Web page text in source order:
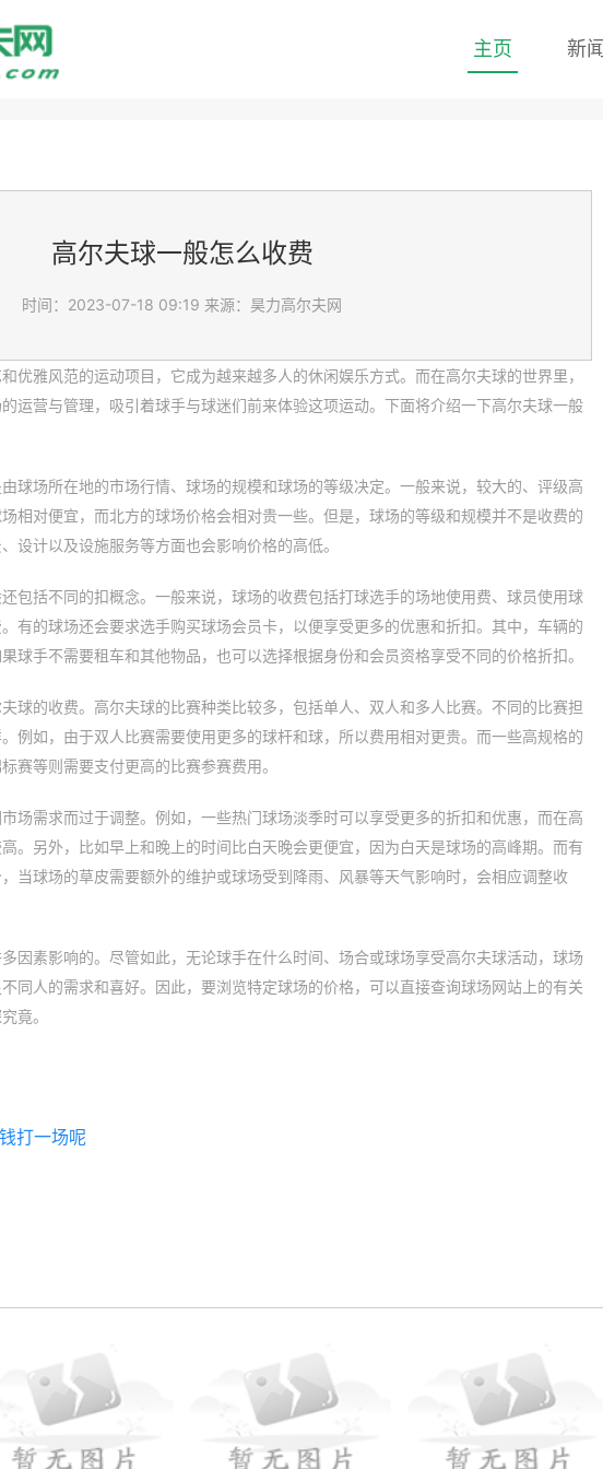
主页 新
高尔夫球一般怎么收费
时间：2023-07-18 09:19 来源：昊力高尔夫网
优雅风范的运动项目，它成为越来越多人的休闲娱乐方式。而在高尔夫球的世界里，
运营与管理，吸引着球手与球迷们前来体验这项运动。下面将介绍一下高尔夫球一般
球场所在地的市场行情、球场的规模和球场的等级决定。一般来说，较大的、评级高
相对便宜，而北方的球场价格会相对贵一些。但是，球场的等级和规模并不是收费的
设计以及设施服务等方面也会影响价格的高低。
包括不同的扣概念。一般来说，球场的收费包括打球选手的场地使用费、球员使用球
有的球场还会要求选手购买球场会员卡，以便享受更多的优惠和折扣。其中，车辆的
球手不需要租车和其他物品，也可以选择根据身份和会员资格享受不同的价格折扣。
球的收费。高尔夫球的比赛种类比较多，包括单人、双人和多人比赛。不同的比赛担
例如，由于双人比赛需要使用更多的球杆和球，所以费用相对更贵。而一些高规格的
赛等则需要支付更高的比赛参赛费用。
场需求而过于调整。例如，一些热门球场淡季时可以享受更多的折扣和优惠，而在高
。另外，比如早上和晚上的时间比白天晚会更便宜，因为白天是球场的高峰期。而有
当球场的草皮需要额外的维护或球场受到降雨、风暴等天气影响时，会相应调整收
因素影响的。尽管如此，无论球手在什么时间、场合或球场享受高尔夫球活动，球场
同人的需求和喜好。因此，要浏览特定球场的价格，可以直接查询球场网站上的有关
竟。
打一场呢